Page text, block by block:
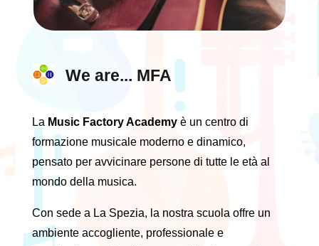
We are... MFA
La Music Factory Academyè un centro di
formazione musicale moderno e dinamico,
pensato per avvicinare persone di tutte le età al
mondo della musica.
Con sede a La Spezia, la nostra scuola offre un
ambiente accogliente, professionale e